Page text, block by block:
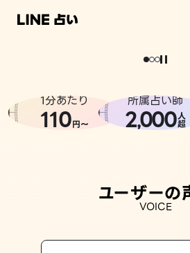
相談事例
どうせなら
。
1分あたり
110円〜
所属占い師
2,000人
超
ユーザーの
VOICE